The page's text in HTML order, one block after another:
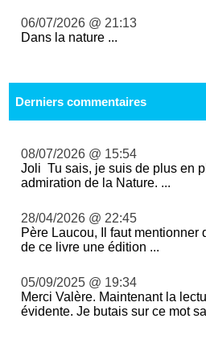
06/07/2026 @ 21:13
Dans la nature ...
Derniers commentaires
08/07/2026 @ 15:54
Joli Tu sais, je suis de plus en
admiration de la Nature. ...
28/04/2026 @ 22:45
Père Laucou, Il faut mentionner
de ce livre une édition ...
05/09/2025 @ 19:34
Merci Valère. Maintenant la
évidente. Je butais sur ce mot